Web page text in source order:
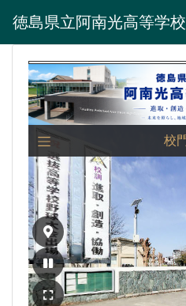
徳島県立阿南光高等学校